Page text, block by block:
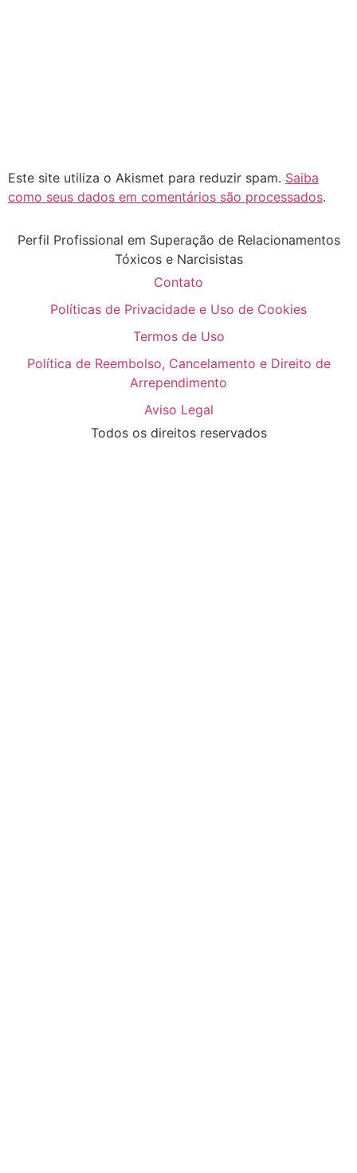
Este site utiliza o Akismet para reduzir spam. Saiba
como seus dados em comentários são processados.
Perfil Profissional em Superação de Relacionamentos
Tóxicos e Narcisistas
Contato
Políticas de Privacidade e Uso de Cookies
Termos de Uso
Política de Reembolso, Cancelamento e Direito de
Arrependimento
Aviso Legal
Todos os direitos reservados